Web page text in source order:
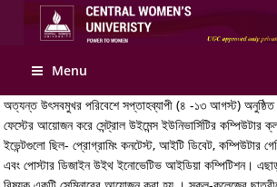
Menu
অত্যন্ত উৎসবমুখর পরিবেশে সপ্তাহব্যাপী (৪ -১৩ আগস্ট)
ফেস্টের আয়োজন করে সেন্ট্রাল উইমেন্স ইউনিভার্সিটির কম্পিউটার
ইভেন্টগুলো ছিল- প্রোগ্রামিং কনটেস্ট, আইটি ডিবেট, কম্পিউটার
এবং পোস্টার ডিজাইন উইথ ইনোভেটিভ আইডিয়া কম্পিটিশন।